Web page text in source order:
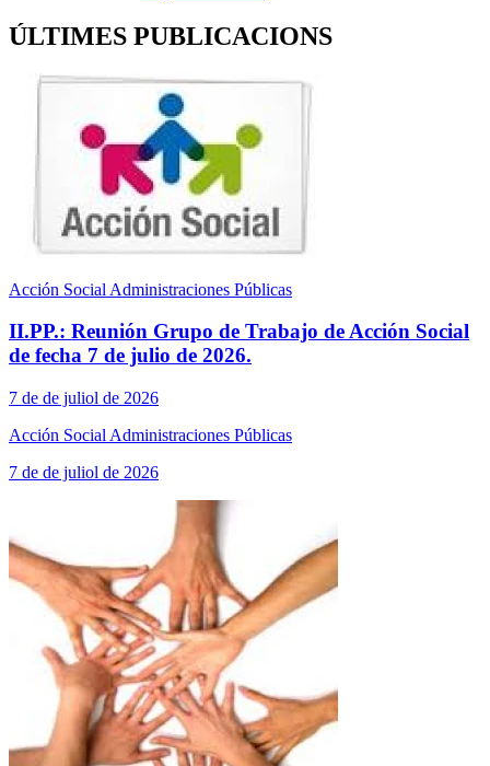
ÚLTIMES PUBLICACIONS
Acción Social Administraciones Públicas
II.PP.: Reunión Grupo de Trabajo de Acción Social
de fecha 7 de julio de 2026.
7 de de juliol de 2026
Acción Social Administraciones Públicas
7 de de juliol de 2026